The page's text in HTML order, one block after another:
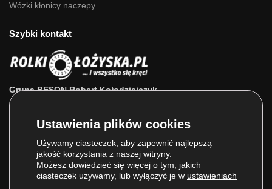
Wózki kłonicy naczepy
Szybki kontakt
Grupa BESON Robert Kołodziejczyk
ul. Powstańców Wlkp. 63a
E-mail:sklep@rolkilozyska.pl
Używamy ciasteczek, aby zapewnić najlepszą
jakość korzystania z naszej witryny.
Możesz dowiedzieć się więcej o tym, jakich
ciasteczek używamy, lub wyłączyć je w ustawieniach